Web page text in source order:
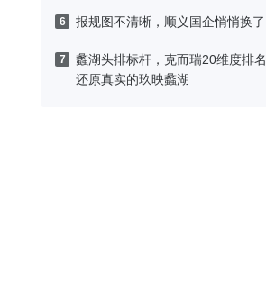
6 报规图不清晰，顺义国企悄悄换了
7
蠡湖头排标杆，克而瑞20维度排名
还原真实的玖映蠡湖